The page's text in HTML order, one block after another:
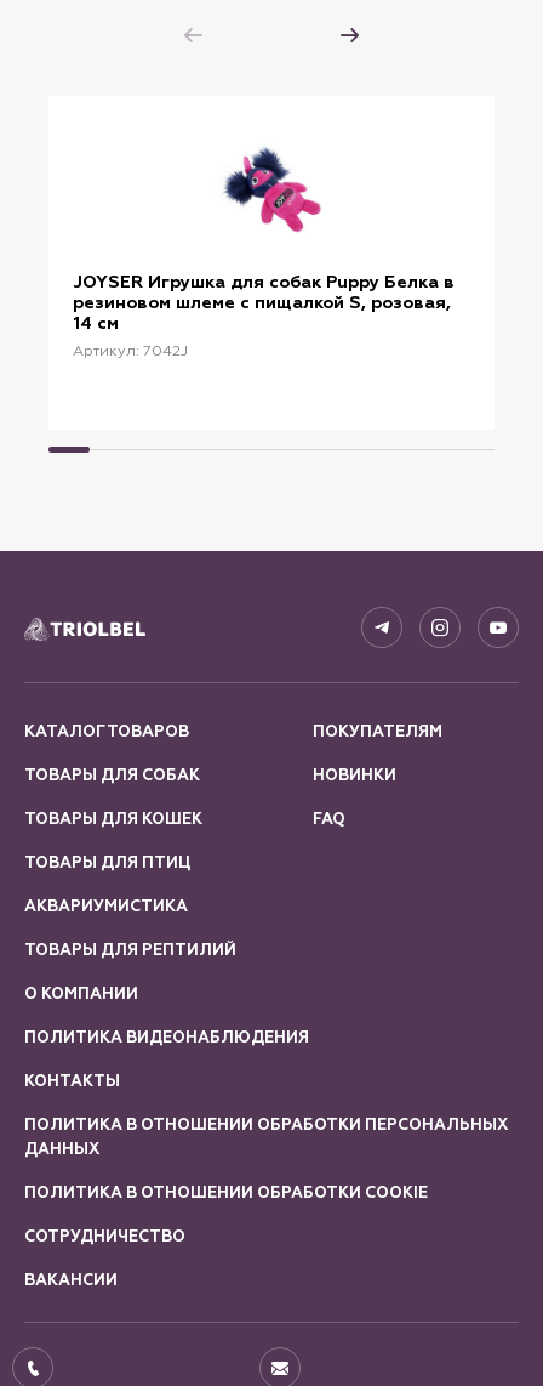
JOYSER Игрушка для собак Puppy Белка в
резиновом шлеме с пищалкой S, розовая,
14 см
Артикул: 7042J
КАТАЛОГ ТОВАРОВ
ТОВАРЫ ДЛЯ СОБАК
ТОВАРЫ ДЛЯ КОШЕК
ТОВАРЫ ДЛЯ ПТИЦ
АКВАРИУМИСТИКА
ТОВАРЫ ДЛЯ РЕПТИЛИЙ
ПОКУПАТЕЛЯМ
НОВИНКИ
FAQ
О КОМПАНИИ
ПОЛИТИКА ВИДЕОНАБЛЮДЕНИЯ
КОНТАКТЫ
ПОЛИТИКА В ОТНОШЕНИИ ОБРАБОТКИ ПЕРСОНАЛЬНЫХ
ДАННЫХ
ПОЛИТИКА В ОТНОШЕНИИ ОБРАБОТКИ COOKIE
СОТРУДНИЧЕСТВО
ВАКАНСИИ